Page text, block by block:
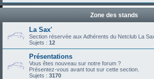
Zone des stands
La Sax'
Section réservée aux Adhérents du Netclub La
Sujets : 12
Présentations
Vous êtes nouveau sur notre forum ?
Présentez-vous avant tout sur cette section.
Sujets : 3170